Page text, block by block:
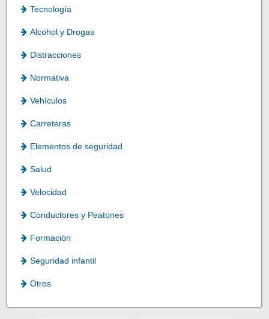
Tecnología
Alcohol y Drogas
Distracciones
Normativa
Vehículos
Carreteras
Elementos de seguridad
Salud
Velocidad
Conductores y Peatones
Formación
Seguridad infantil
Otros